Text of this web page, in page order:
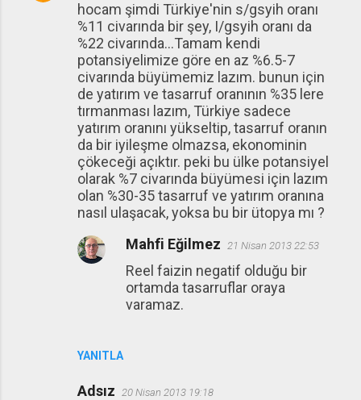
hocam şimdi Türkiye'nin s/gsyih oranı
%11 civarında bir şey, I/gsyih oranı da
%22 civarında...Tamam kendi
potansiyelimize göre en az %6.5-7
civarında büyümemiz lazım. bunun için
de yatırım ve tasarruf oranının %35 lere
tırmanması lazım, Türkiye sadece
yatırım oranını yükseltip, tasarruf oranın
da bir iyileşme olmazsa, ekonominin
çökeceği açıktır. peki bu ülke potansiyel
olarak %7 civarında büyümesi için lazım
olan %30-35 tasarruf ve yatırım oranına
nasıl ulaşacak, yoksa bu bir ütopya mı ?
YANITLA
Mahfi Eğilmez 21 Nisan 2013 22:53
Reel faizin negatif olduğu bir
ortamda tasarruflar oraya
varamaz.
Adsız 20 Nisan 2013 19:18